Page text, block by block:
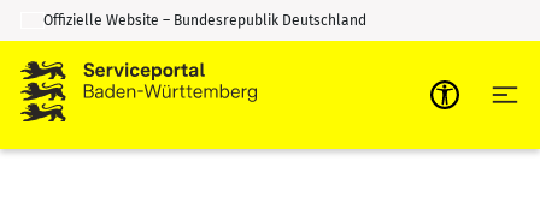
Zum Inhalt springen
Zur Suche springen
Offizielle Website – Bundesrepublik Deutschland